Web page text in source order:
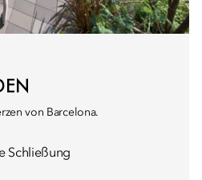
von Barcelona.
Schließung